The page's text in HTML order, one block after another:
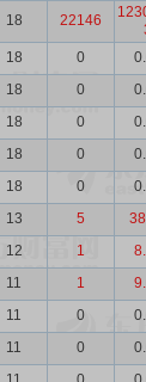
18 22146
18 0
18 0
18 0
18 0
18 0
13 5
12 1
11 1
11 0
11 0